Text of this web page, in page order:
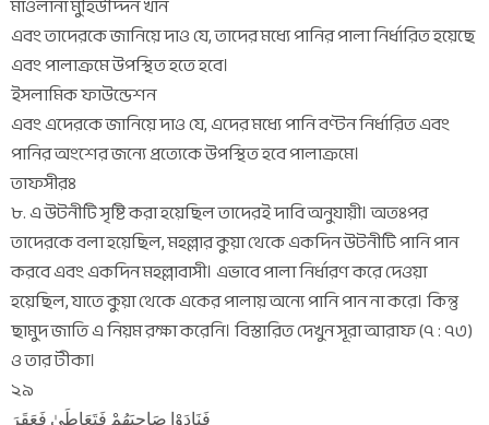
এবং তাদেরকে জানিয়ে দাও যে, তাদের মধ্যে পানির পালা নির্ধারিত হয়েছে
এবং পালাক্রমে উপস্থিত হতে হবে।
ইসলামিক ফাউন্ডেশন
এবং এদেরকে জানিয়ে দাও যে, এদের মধ্যে পানি বণ্টন নির্ধারিত এবং
পানির অংশের জন্যে প্রত্যেকে উপস্থিত হবে পালাক্রমে।
তাফসীরঃ
৮. এ উটনীটি সৃষ্টি করা হয়েছিল তাদেরই দাবি অনুযায়ী। অতঃপর
তাদেরকে বলা হয়েছিল, মহল্লার কুয়া থেকে একদিন উটনীটি পানি পান
করবে এবং একদিন মহল্লাবাসী। এভাবে পালা নির্ধারণ করে দেওয়া
হয়েছিল, যাতে কুয়া থেকে একের পালায় অন্যে পানি পান না করে। কিন্তু
ছামুদ জাতি এ নিয়ম রক্ষা করেনি। বিস্তারিত দেখুন সূরা আরাফ (৭ : ৭৩)
ও তার টীকা।
২৯